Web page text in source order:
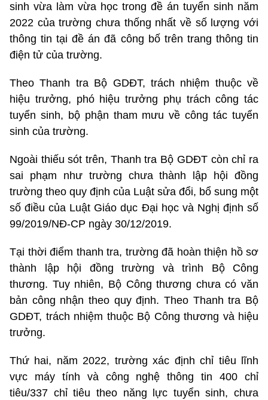
sinh vừa làm vừa học trong đề án tuyển sinh năm
2022 của trường chưa thống nhất về số lượng với
thông tin tại đề án đã công bố trên trang thông tin
điện tử của trường.
Theo Thanh tra Bộ GDĐT, trách nhiệm thuộc về
hiệu trưởng, phó hiệu trưởng phụ trách công tác
tuyển sinh, bộ phận tham mưu về công tác tuyển
sinh của trường.
Ngoài thiếu sót trên, Thanh tra Bộ GDĐT còn chỉ ra
sai phạm như trường chưa thành lập hội đồng
trường theo quy định của Luật sửa đổi, bổ sung một
số điều của Luật Giáo dục Đại học và Nghị định số
99/2019/NĐ-CP ngày 30/12/2019.
Tại thời điểm thanh tra, trường đã hoàn thiện hồ sơ
thành lập hội đồng trường và trình Bộ Công
thương. Tuy nhiên, Bộ Công thương chưa có văn
bản công nhận theo quy định. Theo Thanh tra Bộ
GDĐT, trách nhiệm thuộc Bộ Công thương và hiệu
trưởng.
Thứ hai, năm 2022, trường xác định chỉ tiêu lĩnh
vực máy tính và công nghệ thông tin 400 chỉ
tiêu/337 chỉ tiêu theo năng lực tuyển sinh, chưa